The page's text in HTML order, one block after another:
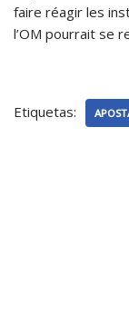
faire réagir les
l’OM pourrait se
Etiquetas: